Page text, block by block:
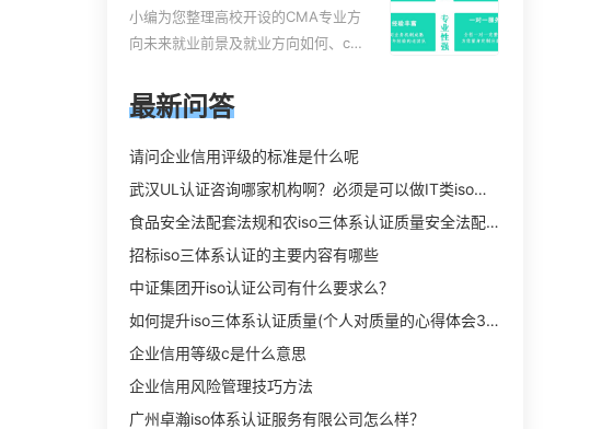
康安全管理体系认证收费标准是什么
相关iso体系认证知识，详情可查看下
业方向
小编为您整理高校开设的CMA专业方
向未来就业前景及就业方向如何、cm
的就业方向、cpa和cma未来就业方
向、大学生考完cma，就哪些就业方
向相关iso体系认证知识，详情可查看
最新问答
请问企业信用评级的标准是什么呢
武汉UL认证咨询哪家机构啊？必须是可以做IT类iso三体系认证UL认证的机构？
食品安全法配套法规和农iso三体系认证质量安全法配套法规分别是什么？
招标iso三体系认证的主要内容有哪些
中证集团开iso认证公司有什么要求么？
如何提升iso三体系认证质量(个人对质量的心得体会300字)
企业信用等级c是什么意思
企业信用风险管理技巧方法
广州卓瀚iso体系认证服务有限公司怎么样？